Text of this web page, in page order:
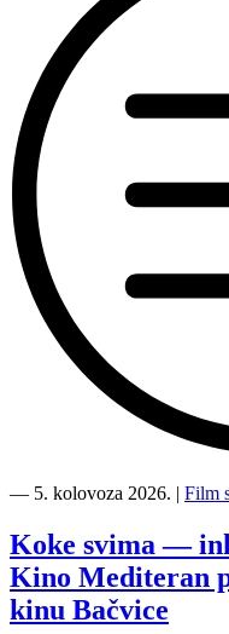
Mediteran
Film
svima
nastavljaju
inkluzivnu
turneju
― 5. kolovoza 2026. | Film
Koke svima —
Kino Mediteran
kinu Bačvice